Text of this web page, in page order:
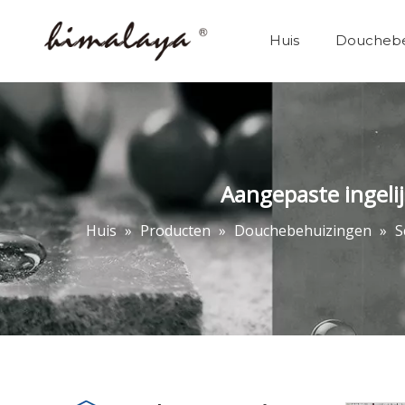
Huis
Aangepaste
Huis » Producten » Douchebehuizingen »